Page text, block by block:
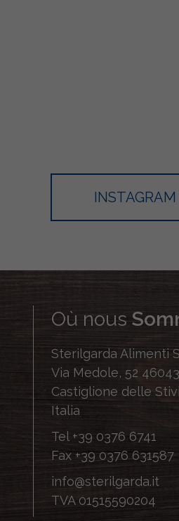
INSTAGRAM
Où nous
Sterilgarda Alimenti
Via Medole, 52 46043
Castiglione delle
Italia
Tel +39 0376 6741
Fax +39 0376 631587
info@sterilgarda.it
TVA 01515590204